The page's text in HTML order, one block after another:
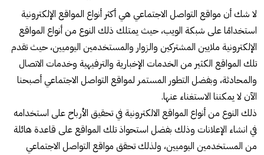
لا شك أن مواقع التواصل الاجتماعي هي أكثر أنواع المواقع الإلكترونية
استخدامًا على شبكة الويب، حيث يمتلك ذلك النوع من أنواع المواقع
الإلكترونية ملايين المشتركين والزوار والمستخدمين اليوميين، حيث تقدم
تلك المواقع الكثير من الخدمات الإخبارية والترفيهية وخدمات الاتصال
والمحادثة، وبفضل التطور المستمر لمواقع التواصل الاجتماعي أصبحنا
الآن لا يمكننا الاستغناء عنها.
ذلك النوع من أنواع المواقع الالكترونية في تحقيق الأرباح على استخدامه
في انشاء الإعلانات وذلك بفضل استحواذ تلك المواقع على قاعدة هائلة
من المستخدمين اليوميين، ولذلك تحقق مواقع التواصل الاجتماعي